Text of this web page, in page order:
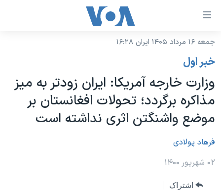
لینکهای
دسترسی
جهش
محتوای
اصلی
جهش
صفحه
جهش
نسخه سبک وب‌سایت
موضوع ها
ایران
آمریکا
جهان
ورزشی
برنامه های تلویزیونی
جدول برنامه ها
صفحه‌های ویژه
جام جهانی ۲۰۲۶
فرکانس‌های صدای آمریکا
پخش رادیویی
جمعه ۱۶ مرداد ۱۴۰۵ ایران ۱۶:۲۸
خبر اول
وزارت خارجه آمریکا: ایران زودتر به میز
مذاکره برگردد؛ تحولات افغانستان بر
موضع واشنگتن اثری نداشته است
فرهاد پولادی
۰۲ شهریور ۱۴۰۰
اشتراک